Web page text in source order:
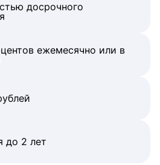
досрочного
ежемесячно или в
до 2 лет